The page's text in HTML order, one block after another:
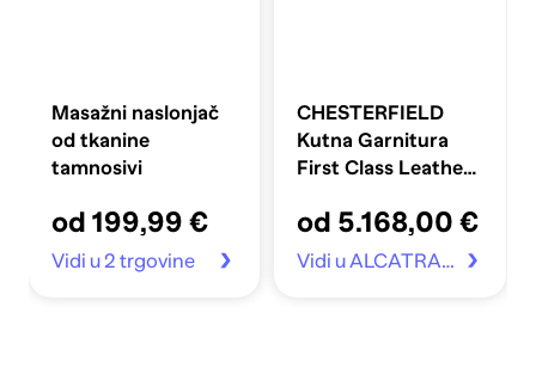
Masažni naslonjač
od tkanine
tamnosivi
od 199,99 €
Vidi u 2 trgovine
CHESTERFIELD
Kutna Garnitura
First Class Leather,
od 5.168,00 €
Vidi u ALCATRAZ.hr